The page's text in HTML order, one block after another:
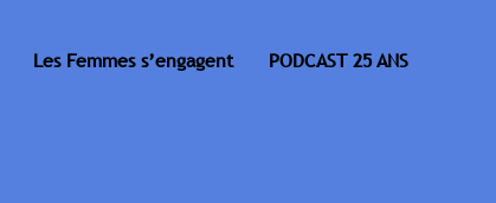
Les Femmes s’engagent PODCAST 25 ANS